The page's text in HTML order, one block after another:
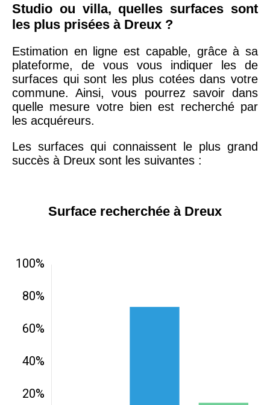
Studio ou villa, quelles surfaces sont
les plus prisées à Dreux ?
Estimation en ligne est capable, grâce à sa
plateforme, de vous vous indiquer les de
surfaces qui sont les plus cotées dans votre
commune. Ainsi, vous pourrez savoir dans
quelle mesure votre bien est recherché par
les acquéreurs.
Les surfaces qui connaissent le plus grand
succès à Dreux sont les suivantes :
Surface recherchée à Dreux